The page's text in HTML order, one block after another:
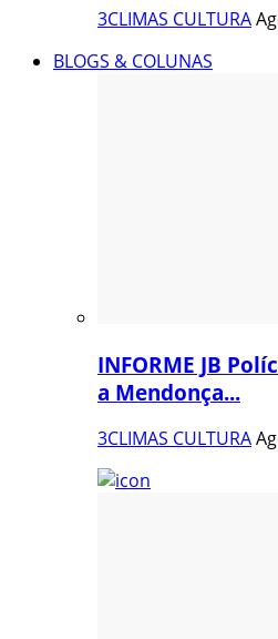
3CLIMAS CULTURA
BLOGS & COLUNAS
INFORME JB
a Mendonça...
3CLIMAS CULTURA